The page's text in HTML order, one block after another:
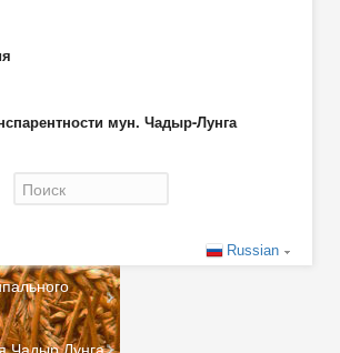
мун. Чадыр-Лунга
Russian